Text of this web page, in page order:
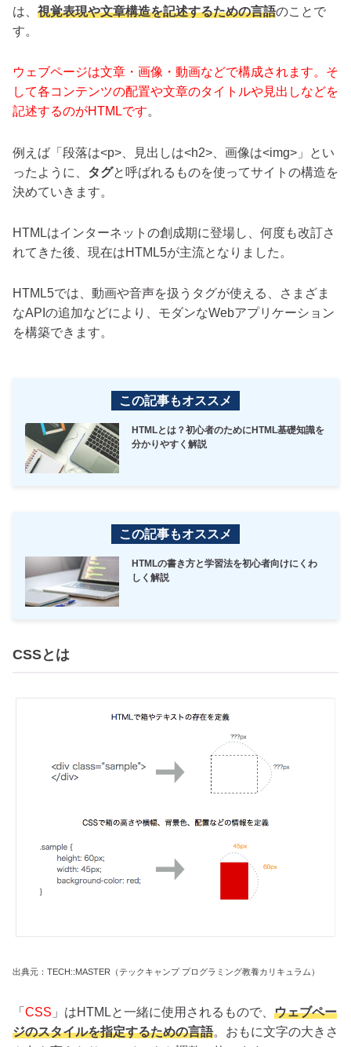
は、 視覚表現や文章構造を記述するための言語のことで
す。
ウェブページは文章・画像・動画などで構成されます。そ
して各コンテンツの配置や文章のタイトルや見出しなどを
記述するのがHTMLです。
例えば「段落は<p>、見出しは<h2>、画像は<img>」とい
ったように、 タグと呼ばれるものを使ってサイトの構造を
決めていきます。
HTMLはインターネットの創成期に登場し、何度も改訂さ
れてきた後、現在はHTML5が主流となりました。
HTML5では、動画や音声を扱うタグが使える、さまざま
なAPIの追加などにより、モダンなWebアプリケーション
を構築できます。
この記事もオススメ
HTMLとは？初心者のためにHTML基礎知識を
分かりやすく解説
この記事もオススメ
HTMLの書き方と学習法を初心者向けにくわ
しく解説
CSSとは
出典元：TECH::MASTER（テックキャンプ プログラミング教養カリキュラム）
「 CSS 」はHTMLと一緒に使用されるもので、 ウェブペー
ジのスタイルを指定するための言語。おもに文字の大きさ